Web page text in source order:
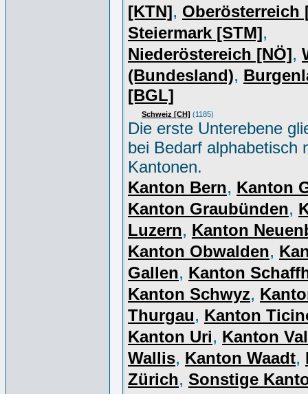
[KTN], Oberösterreich
Steiermark [STM],
Niederöstereich [NÖ],
(Bundesland),
[BGL]
Schweiz [CH] (1185)
Die erste Unterebene
bei Bedarf alphabetisch
Kantonen.
Kanton Bern, Kanton
Kanton Graubünden,
Luzern, Kanton
Kanton Obwalden,
Gallen, Kanton
Kanton Schwyz,
Thurgau, Kanton
Kanton Uri, Kanton
Wallis, Kanton Waadt,
Zürich, Sonstige